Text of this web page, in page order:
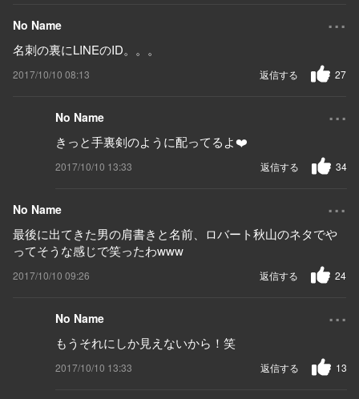
No Name ...
名刺の裏にLINEのID。。。
2017/10/10 08:13 27
返信する
No Name ...
きっと手裏剣のように配ってるよ❤️
2017/10/10 13:33 34
返信する
No Name ...
最後に出てきた男の肩書きと名前、ロバート秋山のネタでや
ってそうな感じで笑ったわwww
2017/10/10 09:26 24
返信する
No Name ...
もうそれにしか見えないから！笑
2017/10/10 13:33 13
返信する